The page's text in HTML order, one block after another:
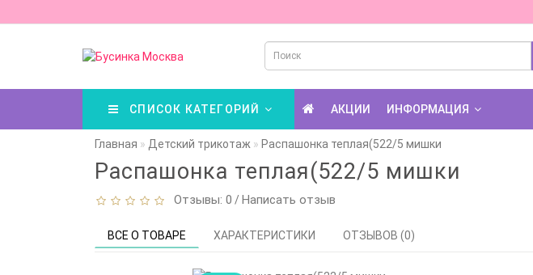
СПИСОК КАТЕГОРИЙ АКЦИИ ИНФОРМАЦИЯ
Главная Детский трикотаж Распашонка теплая(522/5 мишки
Распашонка теплая(522/5 мишки
Отзывы: 0 / Написать отзыв
ВСЕ О ТОВАРЕ ХАРАКТЕРИСТИКИ ОТЗЫВОВ (0)